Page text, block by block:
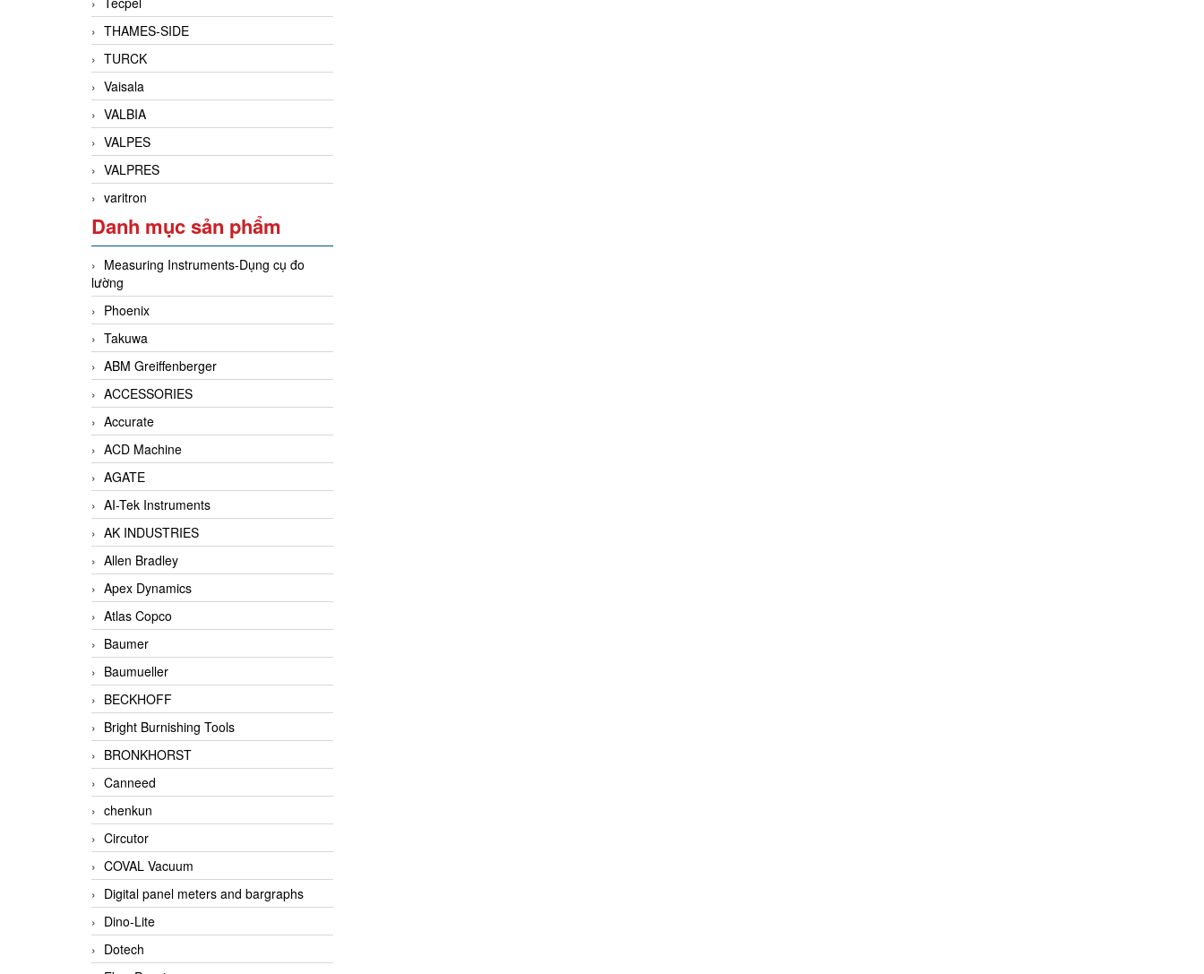
THAMES-SIDE
TURCK
Vaisala
VALBIA
VALPES
VALPRES
varitron
Danh mục sản phẩm
Measuring Instruments-Dụng cụ đo
lường
Phoenix
Takuwa
ABM Greiffenberger
ACCESSORIES
Accurate
ACD Machine
AGATE
AI-Tek Instruments
AK INDUSTRIES
Allen Bradley
Apex Dynamics
Atlas Copco
Baumer
Baumueller
BECKHOFF
Bright Burnishing Tools
BRONKHORST
Canneed
chenkun
Circutor
COVAL Vacuum
Digital panel meters and bargraphs
Dino-Lite
Dotech